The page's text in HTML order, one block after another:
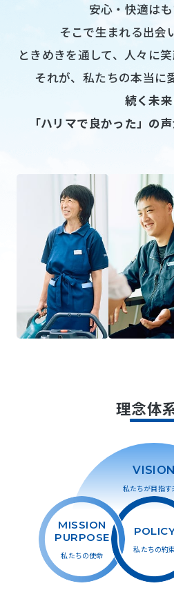
安心・快適はも
そこで生まれる出会
ときめきを通して、人々に
それが、私たちの本当に
続く未
「ハリマで良かった」の
理念体
VISION
私たちが目指す
MISSION
PURPOSE
私たちの使命
私たちの約束